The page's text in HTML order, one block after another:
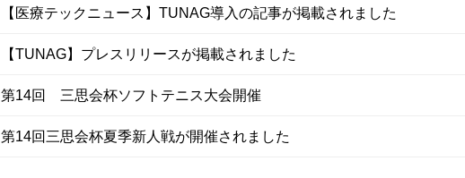
【医療テックニュース】TUNAG導入の記事が掲載されました
【TUNAG】プレスリリースが掲載されました
第14回 三思会杯ソフトテニス大会開催
第14回三思会杯夏季新人戦が開催されました